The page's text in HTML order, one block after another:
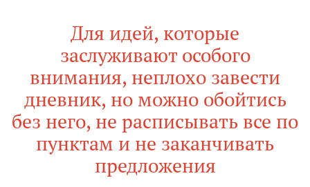
Для идей, которые
заслуживают особого
внимания, неплохо завести
дневник, но можно обойтись
без него, не расписывать все по
пунктам и не заканчивать
предложения